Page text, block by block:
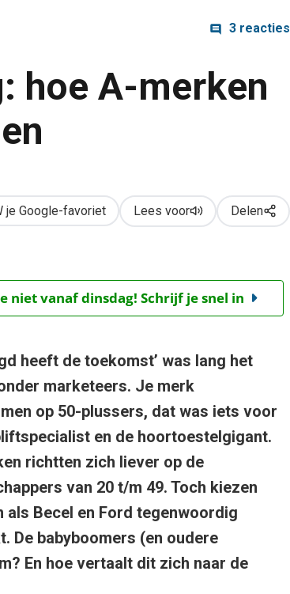
3 reacties
hoe A-merken
je Google-favoriet Lees voor Delen
niet vanaf dinsdag! Schrijf je snel in
heeft de toekomst’ was lang het
marketeers. Je merk
op 50-plussers, dat was iets voor
en de hoortoestelgigant.
richtten zich liever op de
van 20 t/m 49. Toch kiezen
als Becel en Ford tegenwoordig
De babyboomers (en oudere
En hoe vertaalt dit zich naar de